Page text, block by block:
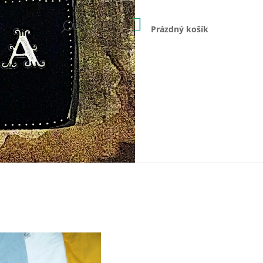
HLEDAT
PŘIHLÁŠENÍ
NÁKUPNÍ
KOŠÍK
Prázdný košík